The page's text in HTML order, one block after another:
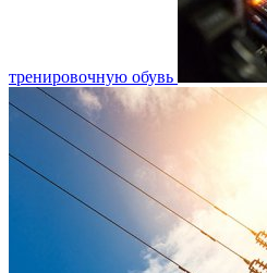
тренировочную обувь